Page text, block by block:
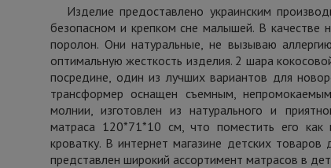
Изделие предоставлено украинским
безопасном и крепком сне малышей. В качестве
поролон. Они натуральные, не вызываю
оптимальную жесткость изделия. 2 шара
посредине, один из лучших вариантов для
трансформер оснащен съемным,
молнии, изготовлен из натурального и
матраса 120*71*10 см, что поместить его как
кроватку. В интернет магазине детских
представлен широкий ассортимент матрасов в